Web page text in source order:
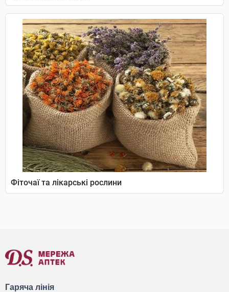
Фіточаї та лікарські рослини
Гаряча лінія